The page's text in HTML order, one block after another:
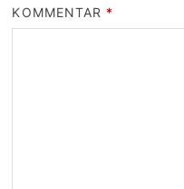
KOMMENTAR *